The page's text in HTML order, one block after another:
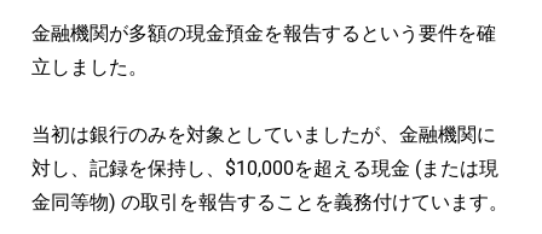
金融機関が多額の現金預金を報告するという要件を確
立しました。
当初は銀行のみを対象としていましたが、金融機関に
対し、記録を保持し、$10,000を超える現金 (または現
金同等物) の取引を報告することを義務付けています。